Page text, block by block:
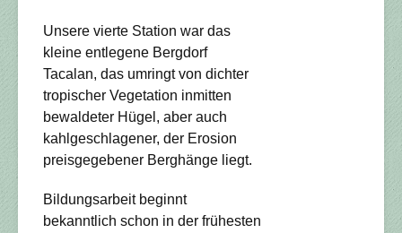
Unsere vierte Station war das
kleine entlegene Bergdorf
Tacalan, das umringt von dichter
tropischer Vegetation inmitten
bewaldeter Hügel, aber auch
kahlgeschlagener, der Erosion
preisgegebener Berghänge liegt.
Bildungsarbeit beginnt
bekanntlich schon in der frühesten